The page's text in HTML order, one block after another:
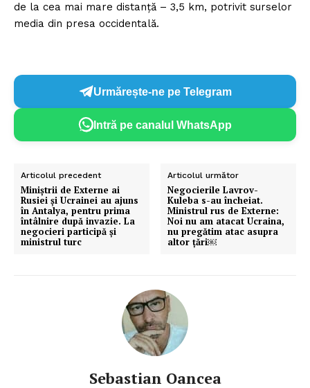
de la cea mai mare distanță – 3,5 km, potrivit surselor
media din presa occidentală.
Urmărește-ne pe Telegram
Intră pe canalul WhatsApp
Articolul precedent
Miniștrii de Externe ai
Rusiei și Ucrainei au ajuns
în Antalya, pentru prima
întâlnire după invazie. La
negocieri participă și
ministrul turc
Articolul următor
Negocierile Lavrov-
Kuleba s-au încheiat.
Ministrul rus de Externe:
Noi nu am atacat Ucraina,
nu pregătim atac asupra
altor țări￼
Sebastian Oancea